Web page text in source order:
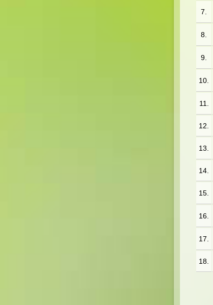
7.
8.
9.
10.
11.
12.
13.
14.
15.
16.
17.
18.